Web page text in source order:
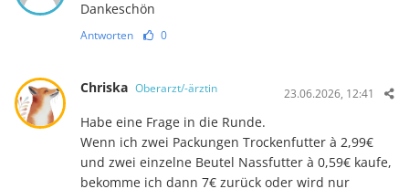
Dankeschön
Antworten 0
Chriska Oberarzt/-ärztin 23.06.2026, 12:41
Habe eine Frage in die Runde.
Wenn ich zwei Packungen Trockenfutter à 2,99€
und zwei einzelne Beutel Nassfutter à 0,59€ kaufe,
bekomme ich dann 7€ zurück oder wird nur